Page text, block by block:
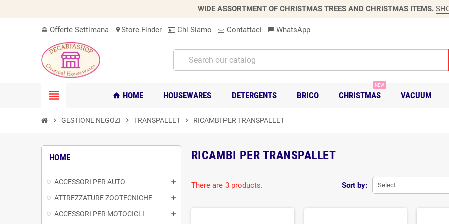
WIDE ASSORTMENT OF CHRISTMAS TREES AND CHRISTMAS ITEMS.
card_giftcard Offerte Settimana location_onStore Finder Chi Siamo Contattaci sms WhatsApp
view_headline home HOME HOUSEWARES DETERGENTS BRICO CHRISTMAS
NEW
VACUUM
chevron_right GESTIONE NEGOZI chevron_right TRANSPALLET chevron_right RICAMBI PER TRANSPALLET
HOME
ACCESSORI PER AUTO
ATTREZZATURE ZOOTECNICHE
ACCESSORI PER MOTOCICLI
RICAMBI PER TRANSPALLET
Sort by: Select
There are 3 products.